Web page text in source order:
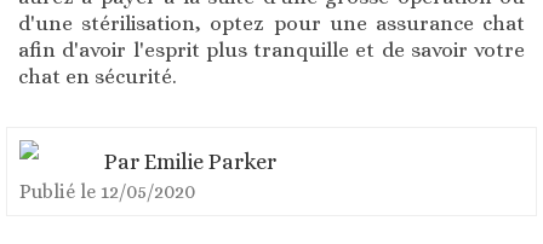
d'une stérilisation, optez pour une assurance chat
afin d'avoir l'esprit plus tranquille et de savoir votre
chat en sécurité.
Par Emilie Parker
Publié le 12/05/2020